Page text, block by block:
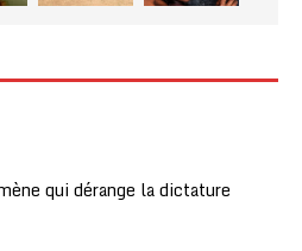
qui dérange la dictature